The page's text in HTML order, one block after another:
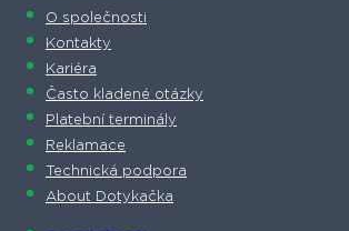
O společnosti
Kontakty
Kariéra
Často kladené otázky
Platební terminály
Reklamace
Technická podpora
About Dotykačka